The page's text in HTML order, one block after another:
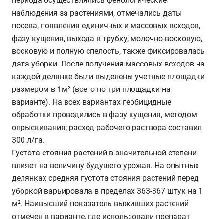
наблюдения за растениями, отмечались даты
посева, появления единичных и массовых всходов,
фазу кущения, выхода в трубку, молочно-восковую,
восковую и полную спелость, также фиксировалась
дата уборки. После получения массовых всходов на
каждой делянке были выделены учетные площадки
размером в 1м² (всего по три площадки на
варианте). На всех вариантах гербицидные
обработки проводились в фазу кущения, методом
опрыскивания; расход рабочего раствора составил
300 л/га.
Густота стояния растений в значительной степени
влияет на величину будущего урожая. На опытных
делянках средняя густота стояния растений перед
уборкой варьировала в пределах 363-367 штук на 1
м². Наивысший показатель выживших растений
отмечен в варианте, где использовали препарат